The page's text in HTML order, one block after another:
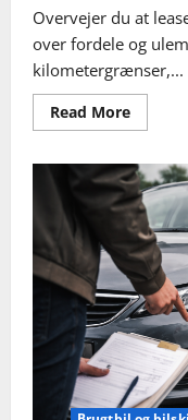
Overvejer du at
over fordele og
kilometergrænser,...
Read MoreRead
more
lease
en
bil:
fordele,
og
hvad
du
skal
tjekke
før
du
skriver
under